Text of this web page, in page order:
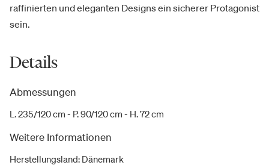
raffinierten und eleganten Designs ein sicherer Protagonist
sein.
Details
Abmessungen
L. 235/120 cm - P. 90/120 cm - H. 72 cm
Weitere Informationen
Herstellungsland: Dänemark